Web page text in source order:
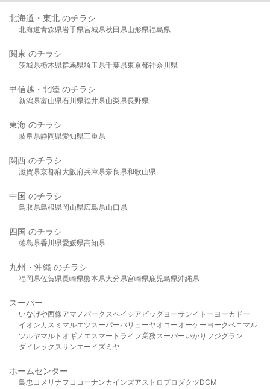
北海道・東北 のチラシ
北海道青森県岩手県宮城県秋田県山形県福島県
関東 のチラシ
茨城県栃木県群馬県埼玉県千葉県東京都神奈川県
甲信越・北陸 のチラシ
新潟県富山県石川県福井県山梨県長野県
東海 のチラシ
岐阜県静岡県愛知県三重県
関西 のチラシ
滋賀県京都府大阪府兵庫県奈良県和歌山県
中国 のチラシ
鳥取県島根県岡山県広島県山口県
四国 のチラシ
徳島県香川県愛媛県高知県
九州・沖縄 のチラシ
福岡県佐賀県長崎県熊本県大分県宮崎県鹿児島県沖縄県
スーパー
いなげや西條アマノパークスベイシア ビッグヨーサンイトーヨーカドー
イオンカスミ マルエツスーパーバリューヤオコーオーケー ヨークベニマル
ツルヤマルト オギノ エスマート ライフ業務スーパーいかり フジグラン
ダイレックスサンエーイズミヤ
ホームセンター
島忠 コメリ ナフコ コーナンカインズアストロプロダクツDCM